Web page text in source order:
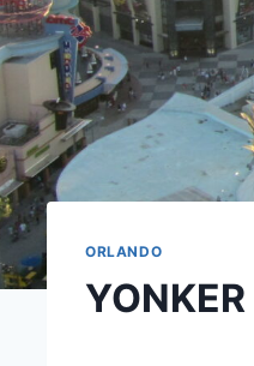
ORLANDO